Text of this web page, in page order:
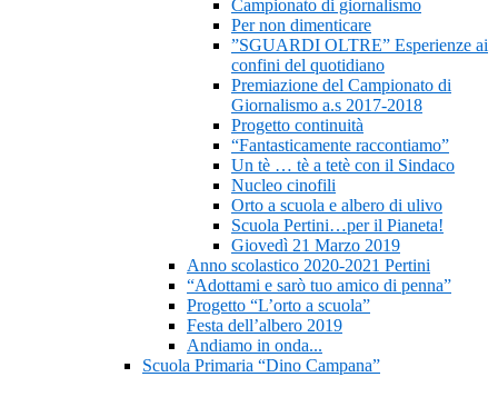
Campionato di giornalismo
Per non dimenticare
”SGUARDI OLTRE” Esperienze ai
confini del quotidiano
Premiazione del Campionato di
Giornalismo a.s 2017-2018
Progetto continuità
“Fantasticamente raccontiamo”
Un tè … tè a tetè con il Sindaco
Nucleo cinofili
Orto a scuola e albero di ulivo
Scuola Pertini…per il Pianeta!
Giovedì 21 Marzo 2019
Anno scolastico 2020-2021 Pertini
“Adottami e sarò tuo amico di penna”
Progetto “L’orto a scuola”
Festa dell’albero 2019
Andiamo in onda...
Scuola Primaria “Dino Campana”